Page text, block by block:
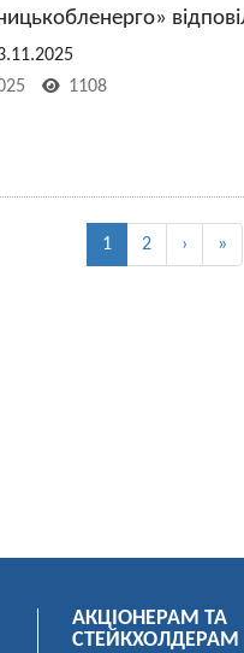
1108
1 2 › »
АКЦІОНЕРАМ ТА
СТЕЙКХОЛДЕРАМ